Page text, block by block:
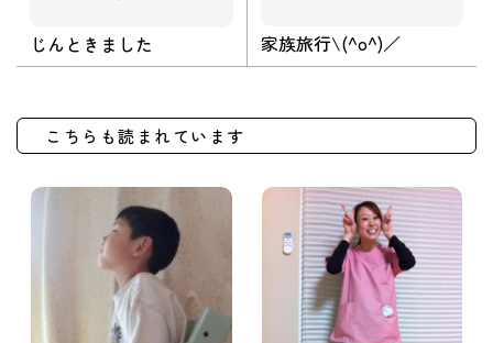
じんときました 家族旅行\(^o^)／
こちらも読まれています